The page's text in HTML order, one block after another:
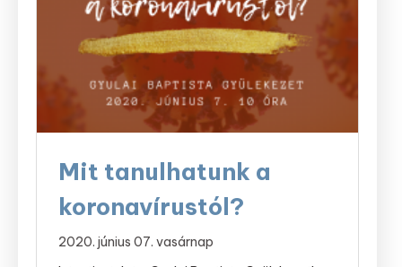
Mit tanulhatunk a
koronavírustól?
2020. június 07. vasárnap